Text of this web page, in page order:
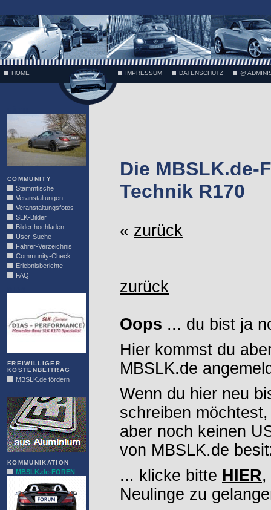
;
HOME IMPRESSUM DATENSCHUTZ @
COMMUNITY
Stammtische
Veranstaltungen
Veranstaltungsfotos
SLK-Bilder
Bilder hochladen
User-Suche
Fahrer-Verzeichnis
Community-Check
Erlebnisberichte
FAQ
FREIWILLIGER
KOSTENBEITRAG
MBSLK.de fördern
KOMMUNIKATION
MBSLK.de-FOREN
Die MBSLK.de-
Technik R170
« zurück
zurück
Oops ... du bist ja
Hier kommst du
MBSLK.de
Wenn du hier neu
schreiben möchtest,
aber noch keinen
von MBSLK.de
... klicke bitte HIER,
Neulinge zu